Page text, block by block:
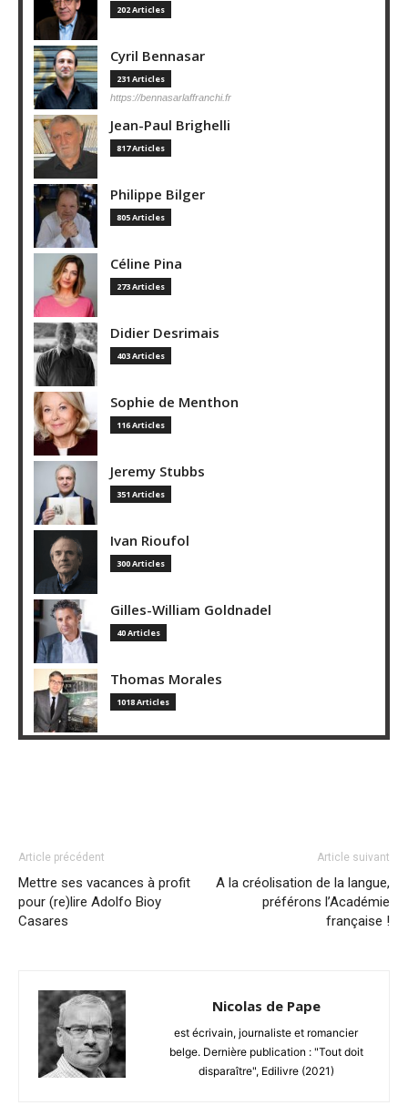
202 Articles
Cyril Bennasar
231 Articles
https://bennasarlaffranchi.fr
Jean-Paul Brighelli
817 Articles
Philippe Bilger
805 Articles
Céline Pina
273 Articles
Didier Desrimais
403 Articles
Sophie de Menthon
116 Articles
Jeremy Stubbs
351 Articles
Ivan Rioufol
300 Articles
Gilles-William Goldnadel
40 Articles
Thomas Morales
1018 Articles
Article précédent
Mettre ses vacances à profit
pour (re)lire Adolfo Bioy
Casares
Article suivant
A la créolisation de la langue,
préférons l’Académie
française !
Nicolas de Pape
est écrivain, journaliste et romancier
belge. Dernière publication : "Tout doit
disparaître", Edilivre (2021)